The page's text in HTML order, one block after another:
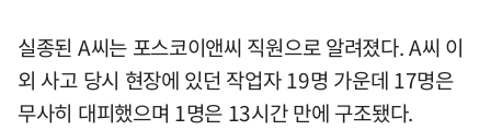
실종된 A씨는 포스코이앤씨 직원으로 알려졌다. A씨 이
외 사고 당시 현장에 있던 작업자 19명 가운데 17명은
무사히 대피했으며 1명은 13시간 만에 구조됐다.